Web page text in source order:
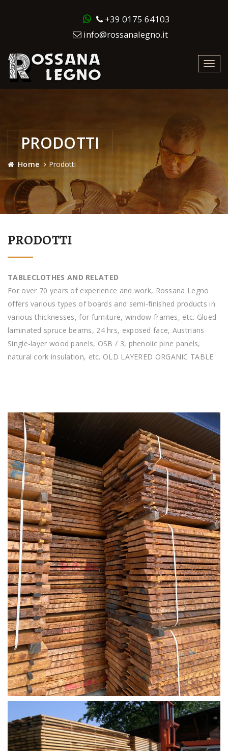
+39 0175 64103
info@rossanalegno.it
PRODOTTI
Home Prodotti
PRODOTTI
TABLECLOTHES AND RELATED
For over 70 years of experience and work, Rossana Legno
offers various types of boards and semi-finished products in
various thicknesses, for furniture, window frames, etc. Glued
laminated spruce beams, 24 hrs, exposed face, Austrians
Single-layer wood panels, OSB / 3, phenolic pine panels,
natural cork insulation, etc. OLD LAYERED ORGANIC TABLE
LARICE A.